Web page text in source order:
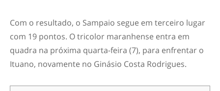
Com o resultado, o Sampaio segue em terceiro lugar
com 19 pontos. O tricolor maranhense entra em
quadra na próxima quarta-feira (7), para enfrentar o
Ituano, novamente no Ginásio Costa Rodrigues.